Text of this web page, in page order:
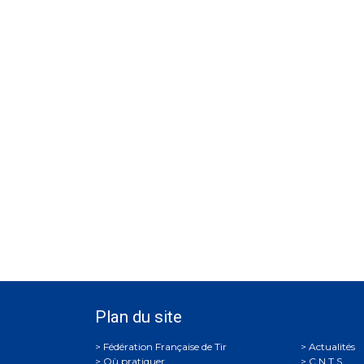
Plan du site
Où pratiquer
Actualités
C.N.T.S.